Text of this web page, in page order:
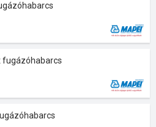
fugázóhabarcs